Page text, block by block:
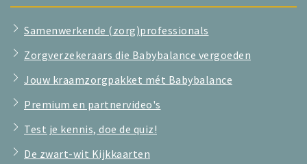
Samenwerkende (zorg)professionals
Zorgverzekeraars die Babybalance vergoeden
Jouw kraamzorgpakket mét Babybalance
Premium en partnervideo's
Test je kennis, doe de quiz!
De zwart-wit Kijkkaarten